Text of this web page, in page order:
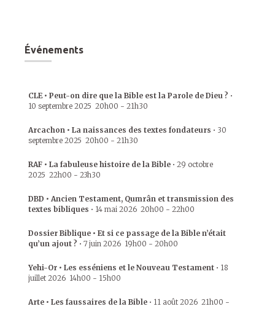
Événements
CLE • Peut-on dire que la Bible est la Parole de Dieu ? •
10 septembre 2025 20h00 - 21h30
Arcachon • La naissances des textes fondateurs • 30
septembre 2025 20h00 - 21h30
RAF • La fabuleuse histoire de la Bible • 29 octobre
2025 22h00 - 23h30
DBD • Ancien Testament, Qumrân et transmission des
textes bibliques • 14 mai 2026 20h00 - 22h00
Dossier Biblique • Et si ce passage de la Bible n’était
qu’un ajout ? • 7 juin 2026 19h00 - 20h00
Yehi-Or • Les esséniens et le Nouveau Testament • 18
juillet 2026 14h00 - 15h00
Arte • Les faussaires de la Bible • 11 août 2026 21h00 -